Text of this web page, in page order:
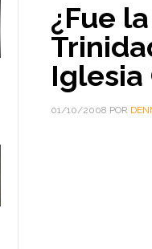
¿Fue
Iglesia
01/10/2008 POR